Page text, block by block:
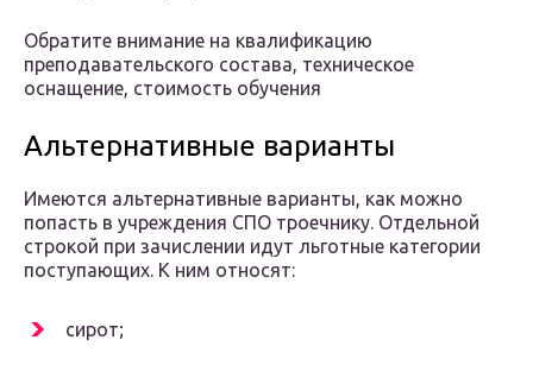
Обратите внимание на квалификацию
преподавательского состава, техническое
оснащение, стоимость обучения
Альтернативные варианты
Имеются альтернативные варианты, как можно
попасть в учреждения СПО троечнику. Отдельной
строкой при зачислении идут льготные категории
поступающих. К ним относят:
сирот;